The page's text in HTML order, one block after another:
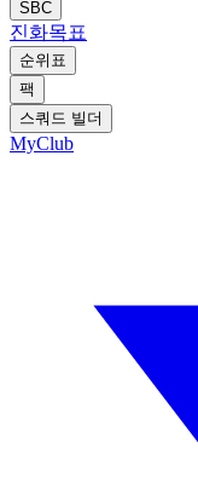
SBC
진화목표
순위표
팩
스쿼드 빌더
MyClub